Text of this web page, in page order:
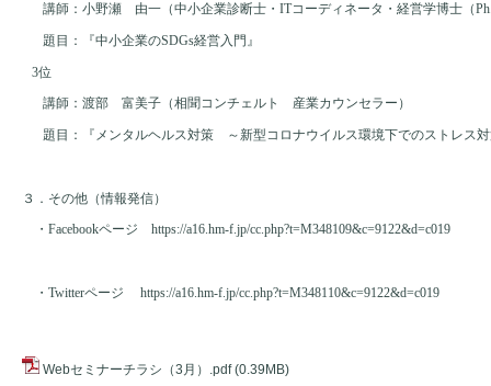
講師：小野瀬　由一（中小企業診断士・ ITコーディネータ・経営学博士（
題目：『中小企業のSDGs経営入門』
3位
講師：渡部　富美子（相聞コンチェルト　産業カウンセラー）
題目：『メンタルヘルス対策　～新型コロナウイルス環境下でのストレス
３．その他（情報発信）
・ Facebookページ https://a16.hm-f.jp/cc.php?t=M348109&c=9122&d=c019
・ Twitterページ https://a16.hm-f.jp/cc.php?t=M348110&c=9122&d=c019
Webセミナーチラシ（3月）.pdf (0.39MB)